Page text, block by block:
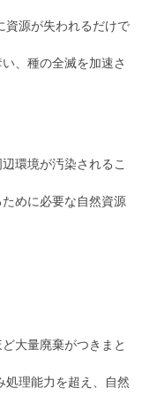
資源が失われるだけで
、種の全滅を加速さ
環境が汚染されるこ
めに必要な自然資源
大量廃棄がつきまと
処理能力を超え、自然